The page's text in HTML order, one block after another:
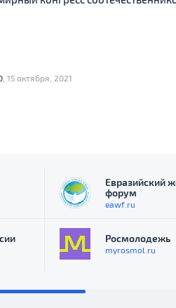
, 15 октября, 2021
Евразийский
форум
eawf.ru
Росмолодежь
myrosmol.ru